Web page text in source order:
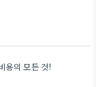
용의 모든 것!